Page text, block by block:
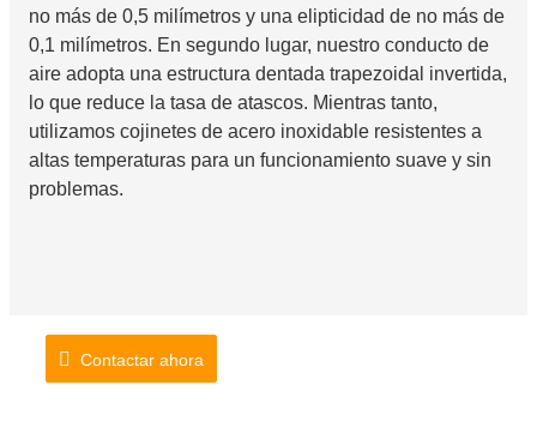
no más de 0,5 milímetros y una elipticidad de no más de
0,1 milímetros. En segundo lugar, nuestro conducto de
aire adopta una estructura dentada trapezoidal invertida,
lo que reduce la tasa de atascos. Mientras tanto,
utilizamos cojinetes de acero inoxidable resistentes a
altas temperaturas para un funcionamiento suave y sin
problemas.
Contactar ahora